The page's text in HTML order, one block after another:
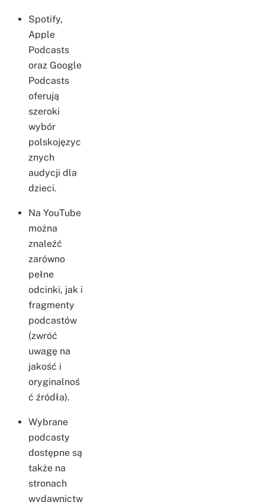
Spotify,
Apple
Podcasts
oraz Google
Podcasts
oferują
szeroki
wybór
polskojęzyc
znych
audycji dla
dzieci.
Na YouTube
można
znaleźć
zarówno
pełne
odcinki, jak i
fragmenty
podcastów
(zwróć
uwagę na
jakość i
oryginalnoś
ć źródła).
Wybrane
podcasty
dostępne są
także na
stronach
wydawnictw